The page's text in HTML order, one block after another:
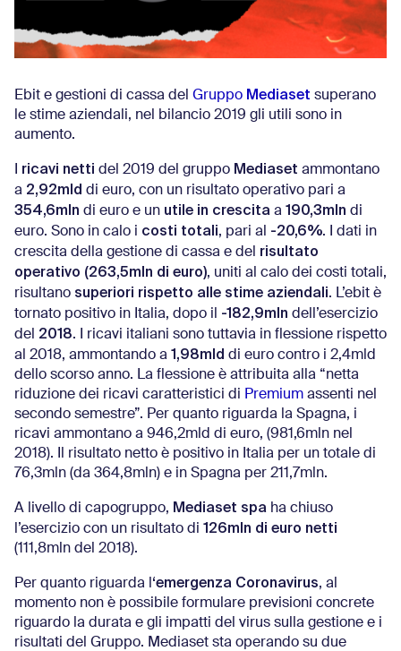
Ebit e gestioni di cassa del Gruppo Mediaset superano
le stime aziendali, nel bilancio 2019 gli utili sono in
aumento.
ricavi netti del 2019 del gruppo Mediaset ammontano
a 2,92mld di euro, con un risultato operativo pari a
354,6mln di euro e un utile in crescita a 190,3mln di
euro. Sono in calo i costi totali, pari al -20,6%. I dati in
crescita della gestione di cassa e del risultato
operativo (263,5mln di euro), uniti al calo dei costi totali,
risultano superiori rispetto alle stime aziendali. L’ebit è
tornato positivo in Italia, dopo il -182,9mln dell’esercizio
del 2018. I ricavi italiani sono tuttavia in flessione rispetto
al 2018, ammontando a 1,98mld di euro contro i 2,4mld
dello scorso anno. La flessione è attribuita alla “netta
riduzione dei ricavi caratteristici di Premium assenti nel
secondo semestre”. Per quanto riguarda la Spagna, i
ricavi ammontano a 946,2mld di euro, (981,6mln nel
2018). Il risultato netto è positivo in Italia per un totale di
76,3mln (da 364,8mln) e in Spagna per 211,7mln.
A livello di capogruppo, Mediaset spa ha chiuso
l’esercizio con un risultato di 126mln di euro netti
(111,8mln del 2018).
Per quanto riguarda l ‘emergenza Coronavirus, al
momento non è possibile formulare previsioni concrete
riguardo la durata e gli impatti del virus sulla gestione e i
risultati del Gruppo. Mediaset sta operando su due